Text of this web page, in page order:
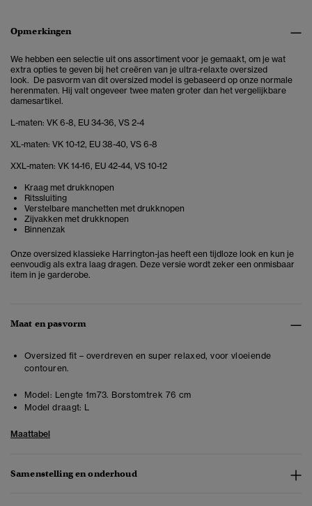
Opmerkingen
We hebben een selectie uit ons assortiment voor je gemaakt, om je wat
extra opties te geven bij het creëren van je ultra-relaxte oversized
look. De pasvorm van dit oversized model is gebaseerd op onze normale
herenmaten. Hij valt ongeveer twee maten groter dan het vergelijkbare
damesartikel.
L-maten: VK 6-8, EU 34-36, VS 2-4
XL-maten: VK 10-12, EU 38-40, VS 6-8
XXL-maten: VK 14-16, EU 42-44, VS 10-12
Kraag met drukknopen
Ritssluiting
Verstelbare manchetten met drukknopen
Zijvakken met drukknopen
Binnenzak
Onze oversized klassieke Harrington-jas heeft een tijdloze look en kun je
eenvoudig als extra laag dragen. Deze versie wordt zeker een onmisbaar
item in je garderobe.
Maat en pasvorm
Oversized fit – overdreven en super relaxed, voor vloeiende
contouren.
Model: Lengte 1m73. Borstomtrek 76 cm
Model draagt: L
Maattabel
Samenstelling en onderhoud